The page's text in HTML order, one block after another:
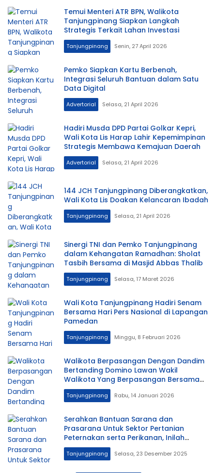
Temui Menteri ATR BPN, Walikota
Tanjungpinang Siapkan Langkah
Strategis Terkait Lahan Investasi
Tanjungpinang Senin, 27 April 2026
Pemko Siapkan Kartu Berbenah,
Integrasi Seluruh Bantuan dalam Satu
Data Digital
Advertorial Selasa, 21 April 2026
Hadiri Musda DPD Partai Golkar Kepri,
Wali Kota Lis Harap Lahir Kepemimpinan
Strategis Membawa Kemajuan Daerah
Advertorial Selasa, 21 April 2026
144 JCH Tanjungpinang Diberangkatkan,
Wali Kota Lis Doakan Kelancaran Ibadah
Tanjungpinang Selasa, 21 April 2026
Sinergi TNI dan Pemko Tanjungpinang
dalam Kehangatan Ramadhan: Sholat
Tasbih Bersama di Masjid Abbas Thalib
Tanjungpinang Selasa, 17 Maret 2026
Wali Kota Tanjungpinang Hadiri Senam
Bersama Hari Pers Nasional di Lapangan
Pamedan
Tanjungpinang Minggu, 8 Februari 2026
Walikota Berpasangan Dengan Dandim
Bertanding Domino Lawan Wakil
Walikota Yang Berpasangan Bersama
Kapolres Tanjungpinang
Tanjungpinang Rabu, 14 Januari 2026
Serahkan Bantuan Sarana dan
Prasarana Untuk Sektor Pertanian
Peternakan serta Perikanan, Inilah
Harapan Lis
Tanjungpinang Selasa, 23 Desember 2025